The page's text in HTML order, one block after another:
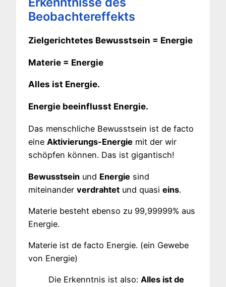
Beobachtereffekts
Zielgerichtetes Bewusstsein = Energie
Materie = Energie
Alles ist Energie.
Energie beeinflusst Energie.
Das menschliche Bewusstsein ist de facto
eine Aktivierungs-Energie mit der wir
schöpfen können. Das ist gigantisch!
Bewusstsein und Energie sind
miteinander verdrahtet und quasi eins.
Materie besteht ebenso zu 99,99999% aus
Energie.
Materie ist de facto Energie. (ein Gewebe
von Energie)
Die Erkenntnis ist also: Alles ist de